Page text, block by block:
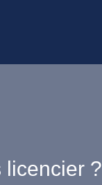
licencier ?